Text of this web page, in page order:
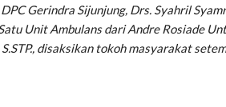
Gerindra Sijunjung, Drs. Syahril
Unit Ambulans dari Andre Rosiade
disaksikan tokoh masyarakat